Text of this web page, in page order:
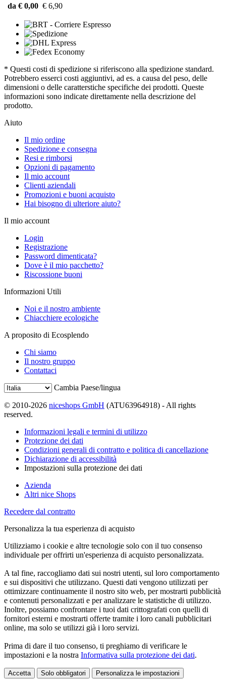
da € 0,00 € 6,90
* Questi costi di spedizione si riferiscono alla spedizione standard.
Potrebbero esserci costi aggiuntivi, ad es. a causa del peso, delle
dimensioni o delle caratterstiche specifiche dei prodotti. Queste
informazioni sono indicate direttamente nella descrizione del
prodotto.
Aiuto
Il mio ordine
Spedizione e consegna
Resi e rimborsi
Opzioni di pagamento
Il mio account
Clienti aziendali
Promozioni e buoni acquisto
Hai bisogno di ulteriore aiuto?
Il mio account
Login
Registrazione
Password dimenticata?
Dove è il mio pacchetto?
Riscossione buoni
Informazioni Utili
Noi e il nostro ambiente
Chiacchiere ecologiche
A proposito di Ecosplendo
Chi siamo
Il nostro gruppo
Contattaci
Cambia Paese/lingua
© 2010-2026 niceshops GmbH (ATU63964918) - All rights
reserved.
Informazioni legali e termini di utilizzo
Protezione dei dati
Condizioni generali di contratto e politica di cancellazione
Dichiarazione di accessibilità
Impostazioni sulla protezione dei dati
Azienda
Altri nice Shops
Recedere dal contratto
Personalizza la tua esperienza di acquisto
Utilizziamo i cookie e altre tecnologie solo con il tuo consenso
individuale per offrirti un'esperienza di acquisto personalizzata.
A tal fine, raccogliamo dati sui nostri utenti, sul loro comportamento
e sui dispositivi che utilizzano. Questi dati vengono utilizzati per
ottimizzare continuamente il nostro sito web, per mostrarti pubblicità
e contenuti personalizzati e per analizzare le statistiche di utilizzo.
Inoltre, possiamo confrontare i tuoi dati crittografati con quelli di
fornitori esterni e mostrarti offerte tramite i loro canali pubblicitari
online, ma solo se utilizzi già i loro servizi.
Prima di dare il tuo consenso, ti preghiamo di verificare le
impostazioni e la nostra Informativa sulla protezione dei dati.
Accetta Solo obbligatori Personalizza le impostazioni